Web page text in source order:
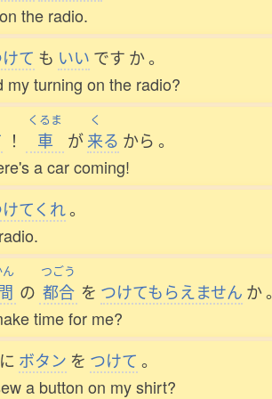
the radio.
て も いい です か。
my turning on the radio?
！
くるま
車 が
く
来る から 。
a car coming!
てくれ。
ん
の
つごう
都合 を つけてもらえません か
time for me?
に ボタン を つけて 。
a button on my shirt?